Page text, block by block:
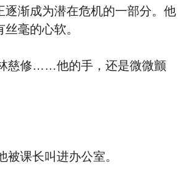
逐渐成为潜在危机的一部分。他
毫的心软。
慈修……他的手，还是微微颤
课长叫进办公室。